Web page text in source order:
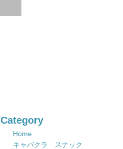
Category
Home
キャバクラ スナック